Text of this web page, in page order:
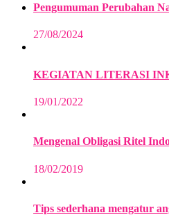
Pengumuman Perubahan
27/08/2024
KEGIATAN LITERASI
19/01/2022
Mengenal Obligasi Ritel
18/02/2019
Tips sederhana mengatur